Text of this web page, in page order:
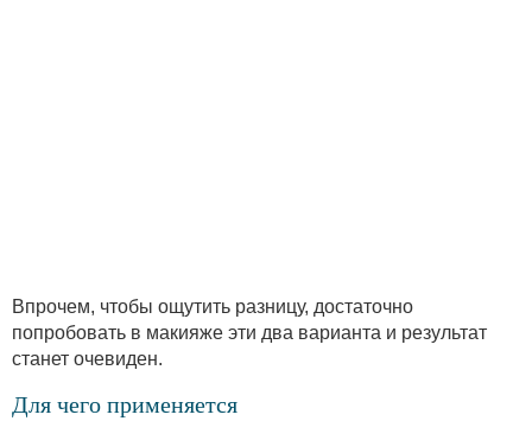
Впрочем, чтобы ощутить разницу, достаточно
попробовать в макияже эти два варианта и результат
станет очевиден.
Для чего применяется